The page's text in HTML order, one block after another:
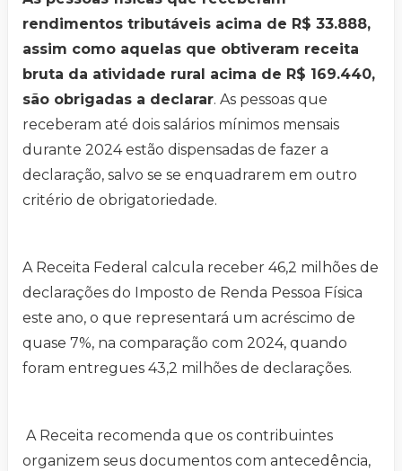
rendimentos tributáveis acima de R$ 33.888,
assim como aquelas que obtiveram receita
bruta da atividade rural acima de R$ 169.440,
são obrigadas a declarar. As pessoas que
receberam até dois salários mínimos mensais
durante 2024 estão dispensadas de fazer a
declaração, salvo se se enquadrarem em outro
critério de obrigatoriedade.
A Receita Federal calcula receber 46,2 milhões de
declarações do Imposto de Renda Pessoa Física
este ano, o que representará um acréscimo de
quase 7%, na comparação com 2024, quando
foram entregues 43,2 milhões de declarações.
A Receita recomenda que os contribuintes
organizem seus documentos com antecedência,